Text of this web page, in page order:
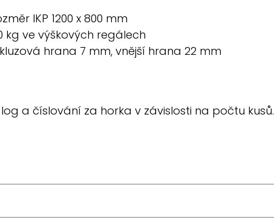
IKP 1200 x 800 mm
kg ve výškových regálech
hrana 7 mm, vnější hrana 22 mm
a číslování za horka v závislosti na počtu kusů.